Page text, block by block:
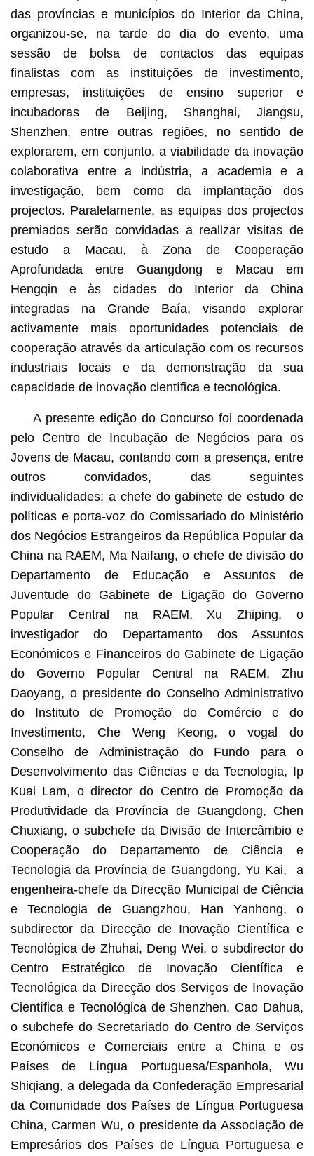
das províncias e municípios do Interior da China,
organizou-se, na tarde do dia do evento, uma
sessão de bolsa de contactos das equipas
finalistas com as instituições de investimento,
empresas, instituições de ensino superior e
incubadoras de Beijing, Shanghai, Jiangsu,
Shenzhen, entre outras regiões, no sentido de
explorarem, em conjunto, a viabilidade da inovação
colaborativa entre a indústria, a academia e a
investigação, bem como da implantação dos
projectos. Paralelamente, as equipas dos projectos
premiados serão convidadas a realizar visitas de
estudo a Macau, à Zona de Cooperação
Aprofundada entre Guangdong e Macau em
Hengqin e às cidades do Interior da China
integradas na Grande Baía, visando explorar
activamente mais oportunidades potenciais de
cooperação através da articulação com os recursos
industriais locais e da demonstração da sua
capacidade de inovação científica e tecnológica.
A presente edição do Concurso foi coordenada
pelo Centro de Incubação de Negócios para os
Jovens de Macau, contando com a presença, entre
outros convidados, das seguintes
individualidades: a chefe do gabinete de estudo de
políticas e porta-voz do Comissariado do Ministério
dos Negócios Estrangeiros da República Popular da
China na RAEM, Ma Naifang, o chefe de divisão do
Departamento de Educação e Assuntos de
Juventude do Gabinete de Ligação do Governo
Popular Central na RAEM, Xu Zhiping, o
investigador do Departamento dos Assuntos
Económicos e Financeiros do Gabinete de Ligação
do Governo Popular Central na RAEM, Zhu
Daoyang, o presidente do Conselho Administrativo
do Instituto de Promoção do Comércio e do
Investimento, Che Weng Keong, o vogal do
Conselho de Administração do Fundo para o
Desenvolvimento das Ciências e da Tecnologia, Ip
Kuai Lam, o director do Centro de Promoção da
Produtividade da Província de Guangdong, Chen
Chuxiang, o subchefe da Divisão de Intercâmbio e
Cooperação do Departamento de Ciência e
Tecnologia da Província de Guangdong, Yu Kai, a
engenheira-chefe da Direcção Municipal de Ciência
e Tecnologia de Guangzhou, Han Yanhong, o
subdirector da Direcção de Inovação Científica e
Tecnológica de Zhuhai, Deng Wei, o subdirector do
Centro Estratégico de Inovação Científica e
Tecnológica da Direcção dos Serviços de Inovação
Científica e Tecnológica de Shenzhen, Cao Dahua,
o subchefe do Secretariado do Centro de Serviços
Económicos e Comerciais entre a China e os
Países de Língua Portuguesa/Espanhola, Wu
Shiqiang, a delegada da Confederação Empresarial
da Comunidade dos Países de Língua Portuguesa
China, Carmen Wu, o presidente da Associação de
Empresários dos Países de Língua Portuguesa e